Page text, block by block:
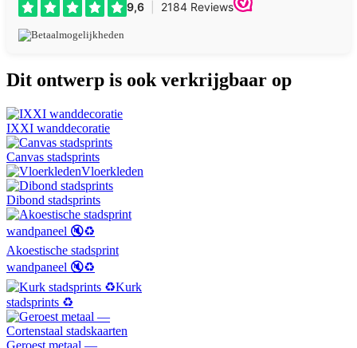
Dit ontwerp is ook verkrijgbaar op
IXXI wanddecoratie
Canvas stadsprints
Vloerkleden
Dibond stadsprints
Akoestische stadsprint
wandpaneel 🔇♻️
Kurk
stadsprints ♻️